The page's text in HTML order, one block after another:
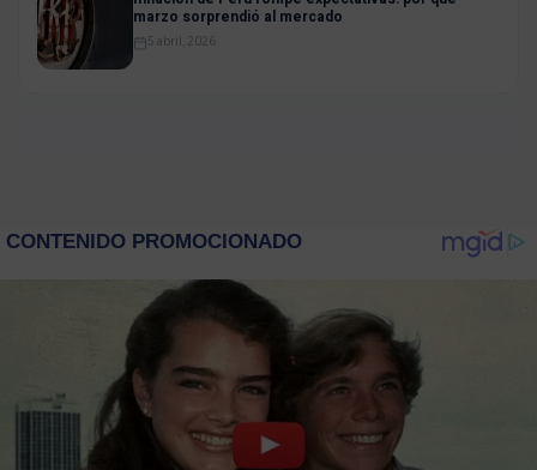
marzo sorprendió al mercado
5 abril, 2026